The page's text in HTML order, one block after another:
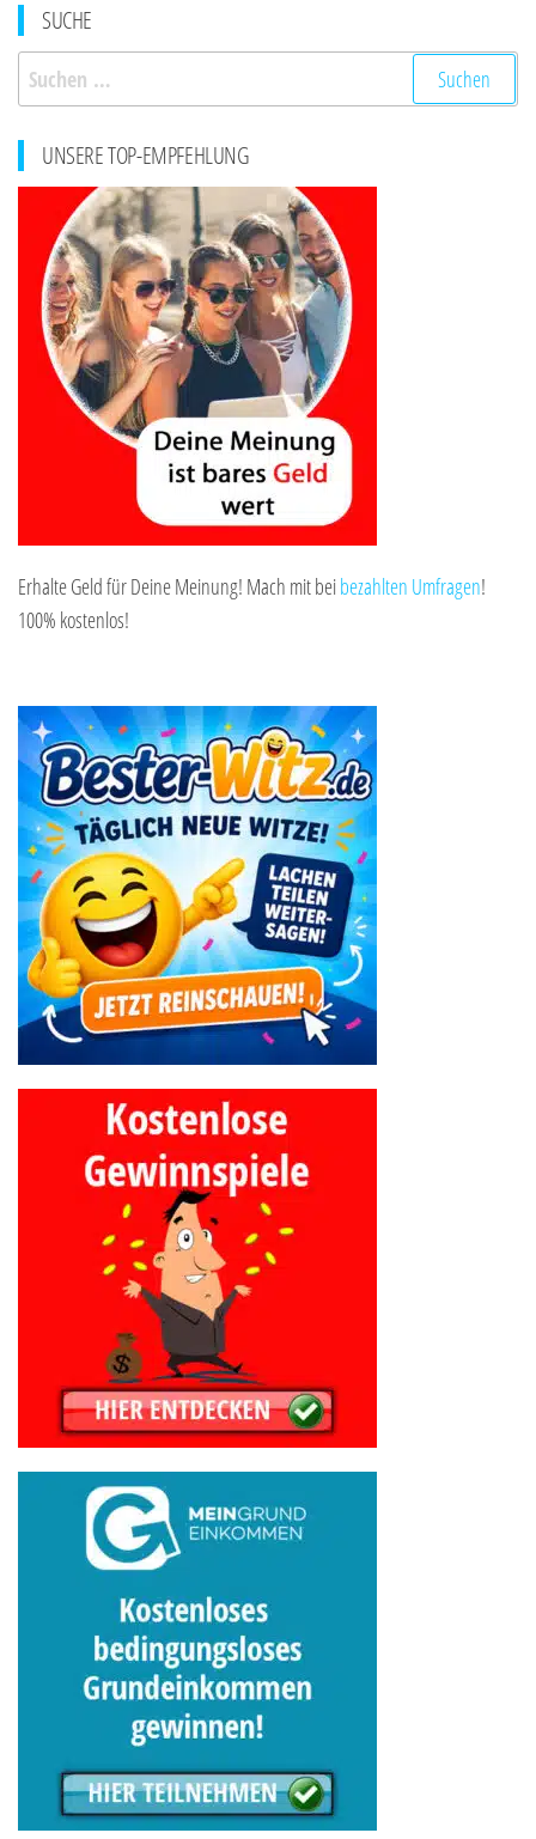
SUCHE
Suchen
nach:
UNSERE TOP-EMPFEHLUNG
Erhalte Geld für Deine Meinung! Mach mit beibezahlten Umfragen!
100% kostenlos!